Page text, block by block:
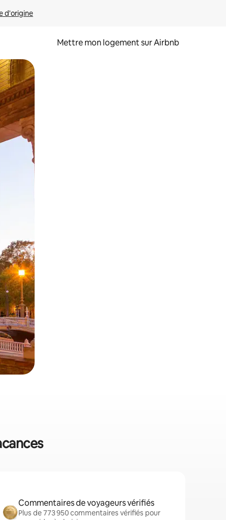
d'origine
Mettre mon logement sur Airbnb
glisser.
Commentaires de voyageurs vérifiés
Plus de 773 950 commentaires vérifiés pour